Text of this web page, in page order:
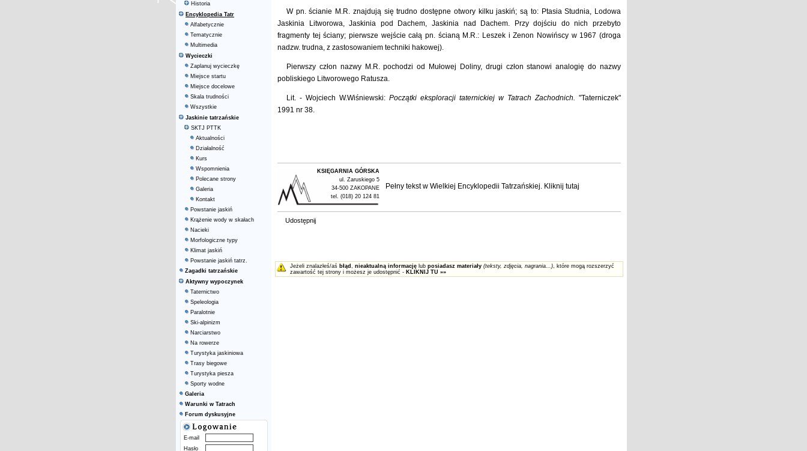
Historia
Encyklopedia Tatr
Alfabetycznie
Tematycznie
Multimedia
Wycieczki
Zaplanuj wycieczkę
Miejsce startu
Miejsce docelowe
Skala trudności
Wszystkie
Jaskinie tatrzańskie
SKTJ PTTK
Aktualności
Działalność
Kurs
Wspomnienia
Polecane strony
Galeria
Kontakt
Powstanie jaskiń
Krążenie wody w skałach
Nacieki
Morfologiczne typy
Klimat jaskiń
Powstanie jaskiń tatrz.
Zagadki tatrzańskie
Aktywny wypoczynek
Taternictwo
Speleologia
Paralotnie
Ski-alpinizm
Narciarstwo
Na rowerze
Turystyka jaskiniowa
Trasy biegowe
Turystyka piesza
Sporty wodne
Galeria
Warunki w Tatrach
Forum dyskusyjne
E-mail
Hasło
W pn. ścianie M.R. znajdują się trudno dostępne otwory kilku jaskiń; są to: Ptasia Studnia, Lodowa
Jaskinia Litworowa, Jaskinia pod Dachem, Jaskinia nad Dachem. Przy dojściu do nich przebyto
fragmenty tej ściany; pierwsze wejście całą pn. ścianą M.R.: Leszek i Zenon Nowińscy w 1967 (droga
nadzw. trudna, z zastosowaniem techniki hakowej).
Pierwszy człon nazwy M.R. pochodzi od Mułowej Doliny, drugi człon stanowi analogię do nazwy
pobliskiego Litworowego Ratusza.
Lit. - Wojciech W.Wiśniewski: Początki eksploracji taternickiej w Tatrach Zachodnich. "Taterniczek"
1991 nr 38.
KSIĘGARNIA GÓRSKA
ul. Zaruskiego 5
34-500 ZAKOPANE
tel. (018) 20 124 81
Pełny tekst w Wielkiej Encyklopedii Tatrzańskiej. Kliknij tutaj
Udostępnij
Jeżeli znalazłeś/aś błąd , nieaktualną informację lub posiadasz materiały (teksty, zdjęcia, nagrania...), które mogą rozszerzyć
zawartość tej strony i możesz je udostępnić - KLIKNIJ TU »»